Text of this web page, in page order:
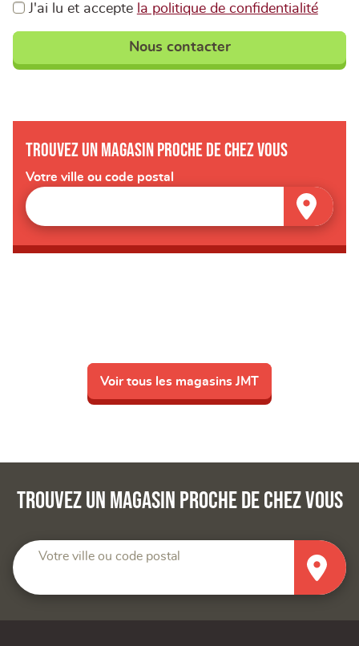
J'ai lu et accepte la politique de confidentialité
Nous contacter
Trouvez un magasin proche de chez vous
Votre ville ou code postal
Voir tous les magasins JMT
Trouvez un magasin proche de chez vous
Votre ville ou code postal